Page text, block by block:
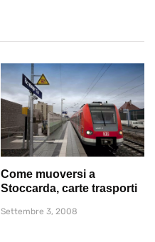
Come muoversi a
Stoccarda, carte trasporti
Settembre 3, 2008